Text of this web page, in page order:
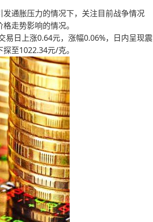
通胀压力的情况下，关注目前战争情况
走势影响的情况。
日上涨0.64元，涨幅0.06%，日内呈现震
至1022.34元/克。